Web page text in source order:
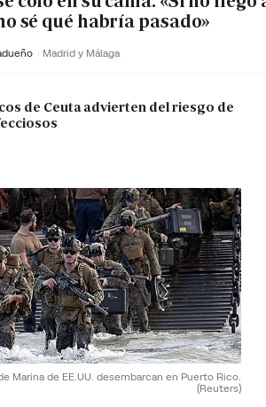
sé qué habría pasado»
Madrid y Málaga
de Ceuta advierten del riesgo de
Marina de EE.UU. desembarcan en Puerto Rico.
(Reuters)